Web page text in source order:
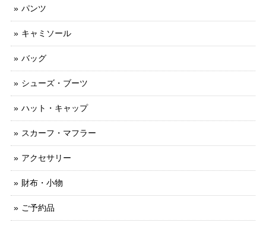
パンツ
キャミソール
バッグ
シューズ・ブーツ
ハット・キャップ
スカーフ・マフラー
アクセサリー
財布・小物
ご予約品